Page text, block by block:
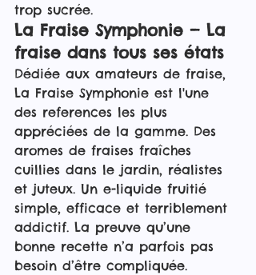
trop sucrée.
La Fraise Symphonie — La
fraise dans tous ses états
Dédiée aux amateurs de fraise,
La Fraise Symphonie est l'une
des references les plus
appréciées de la gamme. Des
aromes de fraises fraîches
cuillies dans le jardin, réalistes
et juteux. Un e-liquide fruitié
simple, efficace et terriblement
addictif. La preuve qu’une
bonne recette n’a parfois pas
besoin d’être compliquée.